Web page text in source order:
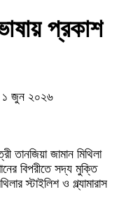
প্রকাশ
১ জুন ২০২৬
তানজিয়া জামান মিথিলা
বিপরীতে সদ্য মুক্তি
স্টাইলিশ ও গ্ল্যামারাস